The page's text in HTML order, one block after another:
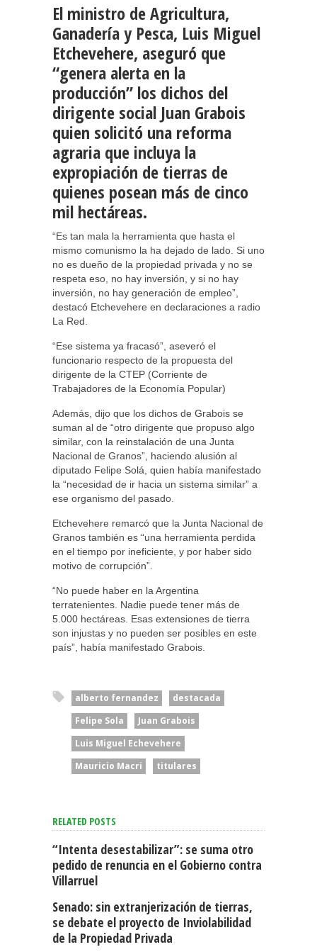
El ministro de Agricultura,
Ganadería y Pesca, Luis Miguel
Etchevehere, aseguró que
“genera alerta en la
producción” los dichos del
dirigente social Juan Grabois
quien solicitó una reforma
agraria que incluya la
expropiación de tierras de
quienes posean más de cinco
mil hectáreas.
“Es tan mala la herramienta que hasta el
mismo comunismo la ha dejado de lado. Si uno
no es dueño de la propiedad privada y no se
respeta eso, no hay inversión, y si no hay
inversión, no hay generación de empleo”,
destacó Etchevehere en declaraciones a radio
La Red.
“Ese sistema ya fracasó”, aseveró el
funcionario respecto de la propuesta del
dirigente de la CTEP (Corriente de
Trabajadores de la Economía Popular)
Además, dijo que los dichos de Grabois se
suman al de “otro dirigente que propuso algo
similar, con la reinstalación de una Junta
Nacional de Granos”, haciendo alusión al
diputado Felipe Solá, quien había manifestado
la “necesidad de ir hacia un sistema similar” a
ese organismo del pasado.
Etchevehere remarcó que la Junta Nacional de
Granos también es “una herramienta perdida
en el tiempo por ineficiente, y por haber sido
motivo de corrupción”.
“No puede haber en la Argentina
terratenientes. Nadie puede tener más de
5.000 hectáreas. Esas extensiones de tierra
son injustas y no pueden ser posibles en este
país”, había manifestado Grabois.
alberto fernandez
destacada
Felipe Sola
Juan Grabois
Luis Miguel Echevehere
Mauricio Macri
titulares
RELATED POSTS
“Intenta desestabilizar”: se suma otro
pedido de renuncia en el Gobierno contra
Villarruel
Senado: sin extranjerización de tierras,
se debate el proyecto de Inviolabilidad
de la Propiedad Privada